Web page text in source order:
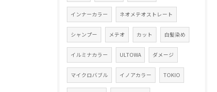
インナーカラー ネオメテオストレート
シャンプー メテオ カット 白髪染め
イルミナカラー ULTOWA ダメージ
マイクロバブル イノアカラー TOKIO